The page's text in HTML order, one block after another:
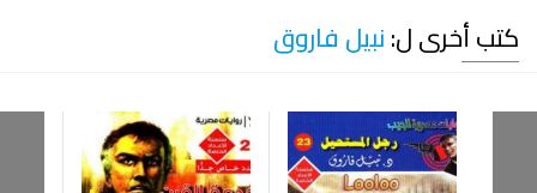
كتب أخرى ل:نبيل فاروق